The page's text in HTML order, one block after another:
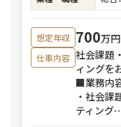
想定年収 700万
仕事内容 社会課題
ィングを
■業務内
・社会課
ティング